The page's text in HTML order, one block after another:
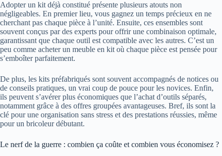
Adopter un kit déjà constitué présente plusieurs atouts non
négligeables. En premier lieu, vous gagnez un temps précieux en ne
cherchant pas chaque pièce à l’unité. Ensuite, ces ensembles sont
souvent conçus par des experts pour offrir une combinaison optimale,
garantissant que chaque outil est compatible avec les autres. C’est un
peu comme acheter un meuble en kit où chaque pièce est pensée pour
s’emboîter parfaitement.
De plus, les kits préfabriqués sont souvent accompagnés de notices ou
de conseils pratiques, un vrai coup de pouce pour les novices. Enfin,
ils peuvent s’avérer plus économiques que l’achat d’outils séparés,
notamment grâce à des offres groupées avantageuses. Bref, ils sont la
clé pour une organisation sans stress et des prestations réussies, même
pour un bricoleur débutant.
Le nerf de la guerre : combien ça coûte et combien vous économisez ?